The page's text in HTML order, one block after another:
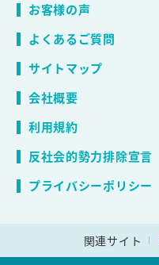
お客様の声
よくあるご質問
サイトマップ
会社概要
利用規約
反社会的勢力排除宣言
プライバシーポリシー
関連サイト